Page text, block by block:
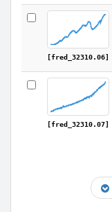
[fred_32310.06]
[fred_32310.07]